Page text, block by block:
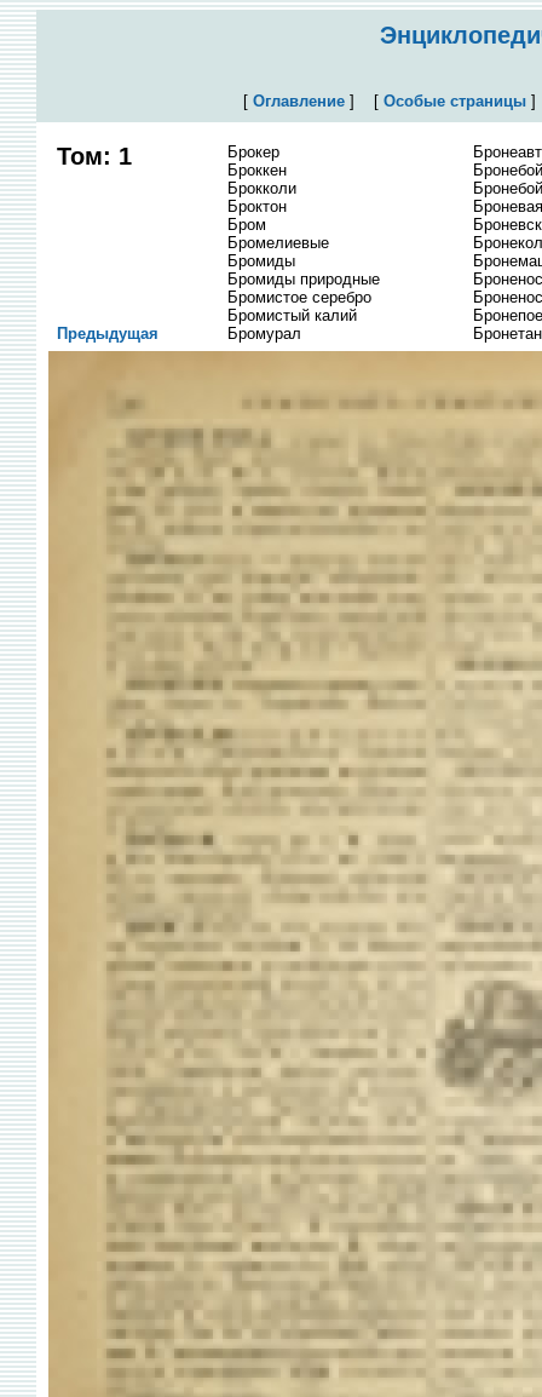
[ Оглавление] [ Особые страницы
Том: 1
Брокер
Броккен
Брокколи
Броктон
Бром
Бромелиевые
Бромиды
Бромиды природные
Бромистое серебро
Бромистый калий
Бромурал
Предыдущая